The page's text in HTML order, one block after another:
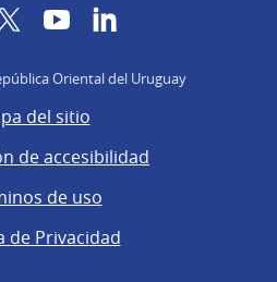
TwitterYouTube
Oriental del Uruguay
del sitio
de accesibilidad
de uso
de Privacidad